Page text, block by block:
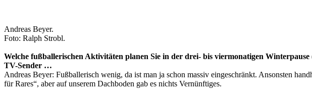
Andreas Beyer.
Foto: Ralph Strobl.
Welche fußballerischen Aktivitäten planen Sie in der drei- bis viermonatigen
TV-Sender …
Andreas Beyer: Fußballerisch wenig, da ist man ja schon massiv eingeschränkt. Ansonsten
für Rares“, aber auf unserem Dachboden gab es nichts Vernünftiges.